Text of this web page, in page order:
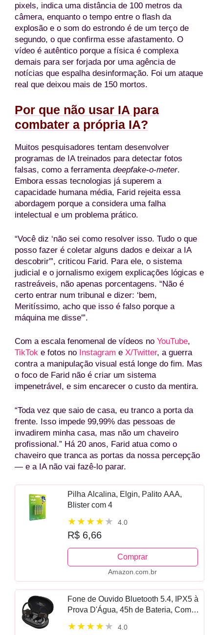
pixels, indica uma distância de 100 metros da
câmera, enquanto o tempo entre o flash da
explosão e o som do estrondo é de um terço de
segundo, o que confirma esse afastamento. O
vídeo é autêntico porque a física é complexa
demais para ser forjada por uma agência de
notícias que espalha desinformação. Foi um ataque
real que deixou mais de 150 mortos.
Por que não usar IA para
combater a própria IA?
Muitos pesquisadores tentam desenvolver
programas de IA treinados para detectar fotos
falsas, como a ferramenta deepfake-o-meter.
Embora essas tecnologias já superem a
capacidade humana média, Farid rejeita essa
abordagem porque a considera uma falha
intelectual e um problema prático.
“Você diz ‘não sei como resolver isso. Tudo o que
posso fazer é coletar alguns dados e deixar a IA
descobrir'”, criticou Farid. Para ele, o sistema
judicial e o jornalismo exigem explicações lógicas e
rastreáveis, não apenas porcentagens. “Não é
certo entrar num tribunal e dizer: ‘bem,
Meritíssimo, acho que isso é falso porque a
máquina me disse'”.
Com a escala fenomenal de vídeos no YouTube,
TikTok e fotos no Instagram e X/Twitter, a guerra
contra a manipulação visual está longe do fim. Mas
o foco de Farid não é criar um sistema
impenetrável, e sim encarecer o custo da mentira.
“Toda vez que saio de casa, eu tranco a porta da
frente. Isso impede 99,99% das pessoas de
invadirem minha casa, mas não um chaveiro
profissional.” Há 20 anos, Farid atua como o
chaveiro que tranca as portas da nossa percepção
— e a IA não vai fazê-lo parar.
Pilha Alcalina, Elgin, Palito AAA,
Blister com 4
4.0
R$ 6,66
Comprar
Amazon.com.br
Fone de Ouvido Bluetooth 5.4, IPX5 à
Prova D'Água, 45h de Bateria, Com
Esportivo Ergonômico Ideal Para
4.0